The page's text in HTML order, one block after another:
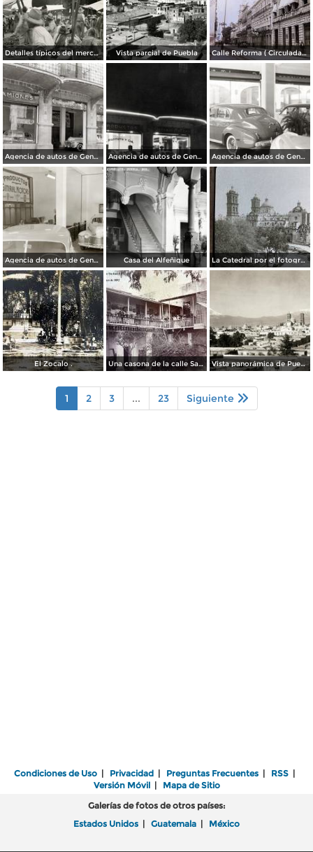
Detalles típicos del mercado Vista parcial de Puebla Calle Reforma ( Circulada el 15 de Marzo de 1933 ).
Agencia de autos de General Motors Agencia de autos de General Motors Agencia de autos de General Motors
Agencia de autos de General Motors Casa del Alfeñique La Catedral por el fotografo William H. Rau.
El Zocalo . Una casona de la calle Santa Ines # 5 ( Fechada el 5 de Mayo de 1892 ). Vista panorámica de Puebla, con volcanes Popocatépetl (izq.) e Iztaccíhuatl (der.)
1 2 3 ... 23 Siguiente
Condiciones de Uso | Privacidad | Preguntas Frecuentes | RSS |
Versión Móvil| Mapa de Sitio
Galerías de fotos de otros países:
Estados Unidos | Guatemala | México